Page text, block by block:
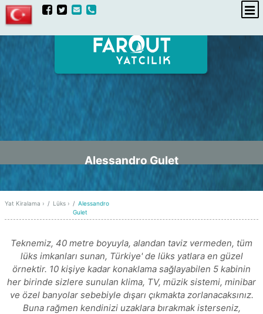
iletişim
Alessandro Gulet
Yat Kiralama › Lüks ›
Alessandro
Gulet
Teknemiz, 40 metre boyuyla, alandan taviz vermeden, tüm
lüks imkanları sunan, Türkiye' de lüks yatlara en güzel
örnektir. 10 kişiye kadar konaklama sağlayabilen 5 kabinin
her birinde sizlere sunulan klima, TV, müzik sistemi, minibar
ve özel banyolar sebebiyle dışarı çıkmakta zorlanacaksınız.
Buna rağmen kendinizi uzaklara bırakmak isterseniz,